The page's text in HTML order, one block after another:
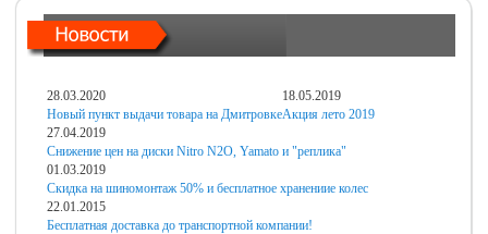
28.03.2020
Новый пункт выдачи товара на Дмитровке
18.05.2019
Акция лето 2019
27.04.2019
Снижение цен на диски Nitro N2O, Yamato и "реплика"
01.03.2019
Скидка на шиномонтаж 50% и бесплатное хранениие колес
22.01.2015
Бесплатная доставка до транспортной компании!